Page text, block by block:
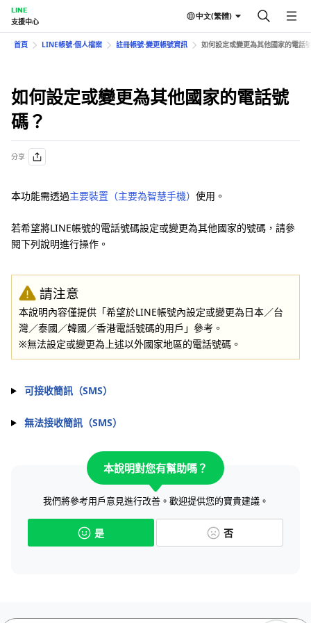
LINE
支援中心
中文(繁體)
首頁 LINE帳號⋅個人檔案 註冊帳號⋅變更帳號資訊 如何設定或變更為其他國家的電話
如何設定或變更為其他國家的電話號
碼？
分享
本功能需透過主要裝置（主要為智慧手機） 使用。
若希望將LINE帳號的電話號碼設定或變更為其他國家的號碼，請參
閱下列說明進行操作。
請注意
本說明內容僅提供「希望於LINE帳號內設定或變更為日本／台
灣／泰國／韓國／香港電話號碼的用戶」參考。
※無法設定或變更為上述以外國家地區的電話號碼。
可接收簡訊（SMS）
無法接收簡訊（SMS）
本說明對您有幫助嗎？
我們將參考用戶意見進行改善。歡迎提供您的寶貴建議。
是 否